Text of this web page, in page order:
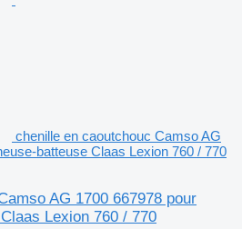
chenille en caoutchouc Camso AG
batteuse Claas Lexion 760 / 770
AG 1700 667978 pour
Lexion 760 / 770